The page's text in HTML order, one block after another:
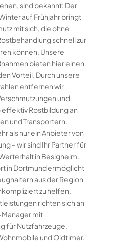
sind bekannt: Der
auf Frühjahr bringt
mit sich, die ohne
schnell zur
können. Unsere
bieten hier einen
Vorteil. Durch unsere
entfernen wir
und
Rostbildung an
und Transportern.
als nur ein Anbieter von
– wir sind Ihr Partner für
in Besigheim.
in Dortmund ermöglicht
aus der Region
zu helfen.
richten sich an
mit
für Nutzfahrzeuge,
und Oldtimer.